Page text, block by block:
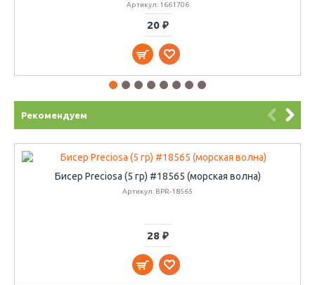
Артикул: 1661706
20 ₽
Рекомендуем
Бисер Preciosa (5 гр) #18565 (морская волна)
Артикул: BPR-18565
28 ₽